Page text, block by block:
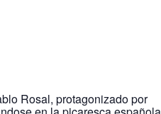
Rosal, protagonizado por